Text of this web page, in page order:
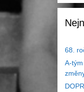
68.
A-